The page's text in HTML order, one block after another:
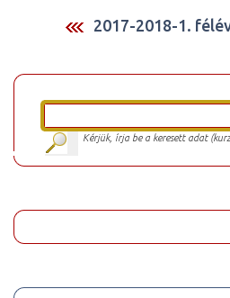
2017-2018-1.
Kérjük, írja be a keresett adat